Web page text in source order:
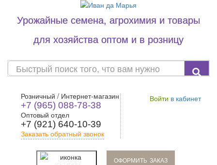
Урожайные семена, агрохимия и товары
для хозяйства оптом и в розницу
Розничный / Интернет-магазин
+7 (965) 088-78-38
Оптовый отдел
+7 (921) 640-10-39
Заказать обратный звонок
Войти в кабинет
oформить заказ